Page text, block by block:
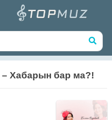
– Хабарын бар ма?!